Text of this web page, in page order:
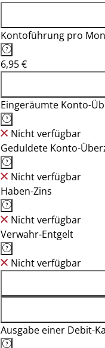
Kontoführung pro
6,95 €
Eingeräumte Konto-
Nicht verfügbar
Geduldete Konto-
Nicht verfügbar
Haben-Zins
Nicht verfügbar
Verwahr-Entgelt
Nicht verfügbar
Ausgabe einer Debit-